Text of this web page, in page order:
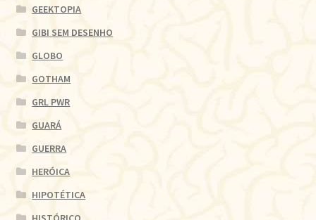
GEEKTOPIA
GIBI SEM DESENHO
GLOBO
GOTHAM
GRL PWR
GUARÁ
GUERRA
HERÓICA
HIPOTÉTICA